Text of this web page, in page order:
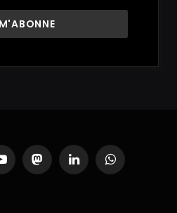
YouTubeMastodonLinkedInWhatsApp